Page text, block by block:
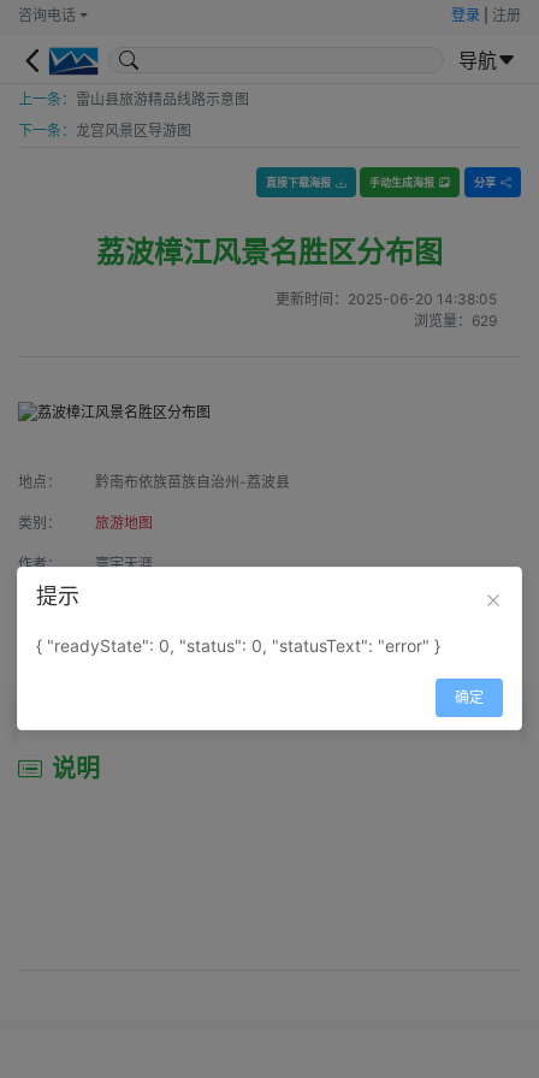
咨询电话 登录 注册
导航
上一条： 雷山县旅游精品线路示意图
下一条： 龙宫风景区导游图
直接下载海报 手动生成海报 分享
荔波樟江风景名胜区分布图
更新时间： 2025-06-20 14:38:05
浏览量： 629
地点： 黔南布依族苗族自治州-荔波县
类别： 旅游地图
作者： 寰宇天涯
来源：
属性： 地图属性： 地图类型-旅游资源分布图
说明
提示
{ "readyState": 0, "status": 0, "statusText": "error" }
确定